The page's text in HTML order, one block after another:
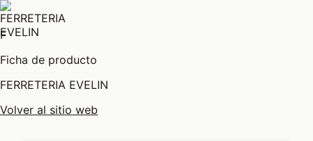
F
Ficha de producto
FERRETERIA EVELIN
Volver al sitio web